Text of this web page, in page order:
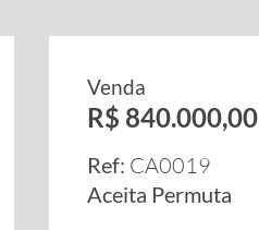
Venda
R$ 840.000,00
Ref: CA0019
Aceita Permuta